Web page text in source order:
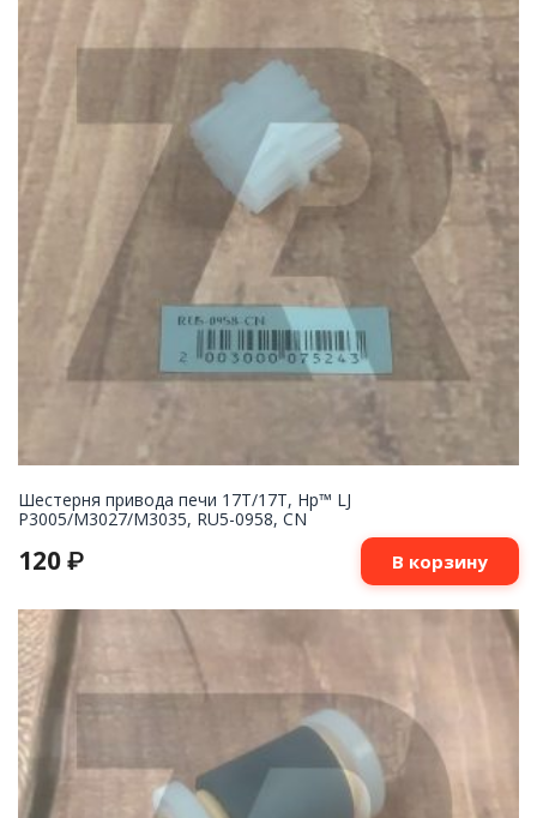
Шестерня привода печи 17T/17T, Hp™ LJ
P3005/M3027/M3035, RU5-0958, CN
120 ₽ В корзину